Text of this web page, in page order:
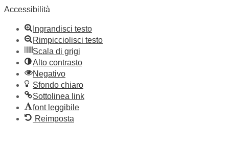
Accessibilità
Ingrandisci testo
Rimpicciolisci testo
Scala di grigi
Alto contrasto
Negativo
Sfondo chiaro
Sottolinea link
font leggibile
Reimposta